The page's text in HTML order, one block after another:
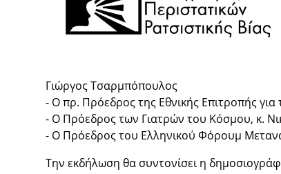
Γιώργος Τσαρμπόπουλος
- Ο πρ. Πρόεδρος της Εθνικής Επιτροπής
- Ο Πρόεδρος των Γιατρών του Κόσμου, κ.
- Ο Πρόεδρος του Ελληνικού Φόρουμ
Την εκδήλωση θα συντονίσει η